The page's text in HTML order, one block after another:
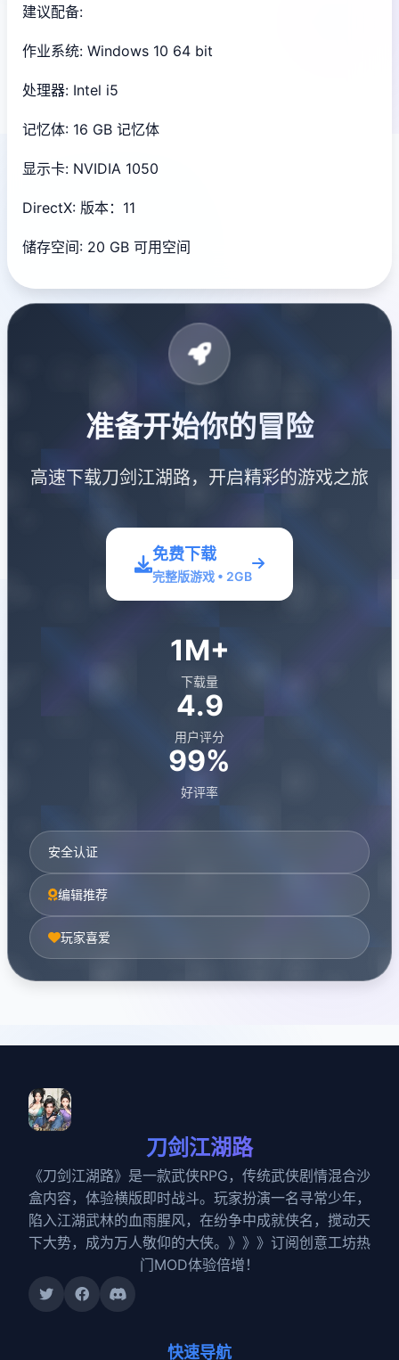
建议配备:
作业系统: Windows 10 64 bit
处理器: Intel i5
记忆体: 16 GB 记忆体
显示卡: NVIDIA 1050
DirectX: 版本：11
储存空间: 20 GB 可用空间
准备开始你的冒险
高速下载刀剑江湖路，开启精彩的游戏之旅
免费下载
完整版游戏 • 2GB
1M+
下载量
4.9
用户评分
99%
好评率
安全认证
编辑推荐
玩家喜爱
刀剑江湖路
《刀剑江湖路》是一款武侠RPG，传统武侠剧情混合沙
盒内容，体验横版即时战斗。玩家扮演一名寻常少年，
陷入江湖武林的血雨腥风，在纷争中成就侠名，搅动天
下大势，成为万人敬仰的大侠。》》》订阅创意工坊热
门MOD体验倍增！
快速导航